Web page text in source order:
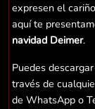
expresen el
aquí te
navidad Deimer.
Puedes
través de
de WhatsApp o